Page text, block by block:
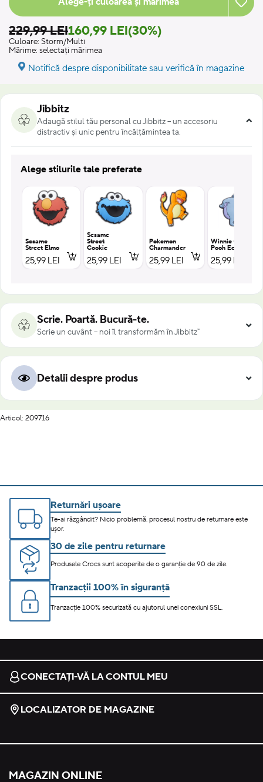
229,99 LEI160,99 LEI(30%)
Culoare: Storm/Multi
Mărime: selectați mărimea
Notifică despre disponibilitate sau verifică în magazine
Jibbitz
Adaugă stilul tău personal cu Jibbitz – un accesoriu
distractiv și unic pentru încălțămintea ta.
Alege stilurile tale preferate
Sesame
Street Elmo
25,99 LEI
Sesame
Street
Cookie
25,99 LEI
Pokemon
Charmander
25,99 LEI
Winnie the
Pooh Eeyore
25,99 LEI
Scrie. Poartă. Bucură-te.
Scrie un cuvânt – noi îl transformăm în Jibbitz™
Detalii despre produs
Articol: 209716
Returnări ușoare
Te-ai răzgândit? Nicio problemă. procesul nostru de returnare este
ușor.
30 de zile pentru returnare
Produsele Crocs sunt acoperite de o garanție de 90 de zile.
Tranzacții 100% în siguranță
Tranzacție 100% securizată cu ajutorul unei conexiuni SSL.
CONECTAȚI-VĂ LA CONTUL MEU
LOCALIZATOR DE MAGAZINE
MAGAZIN ONLINE